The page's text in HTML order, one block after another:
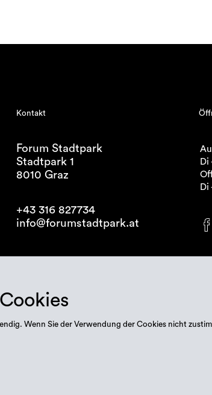
Kontakt
Forum Stadtpark
Stadtpark 1
8010 Graz
+43 316 827734
info@forumstadtpark.at
Di
Di
Wenn Sie der Verwendung der Cookies nicht